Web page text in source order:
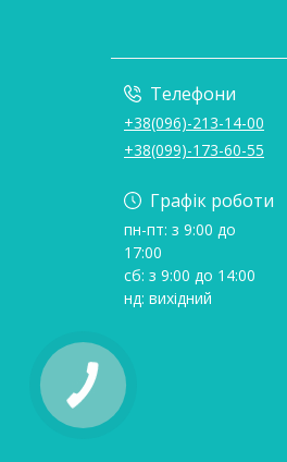
Телефони
+38(096)-213-14-00
+38(099)-173-60-55
Графік роботи
пн-пт: з 9:00 до
17:00
сб: з 9:00 до 14:00
нд: вихідний